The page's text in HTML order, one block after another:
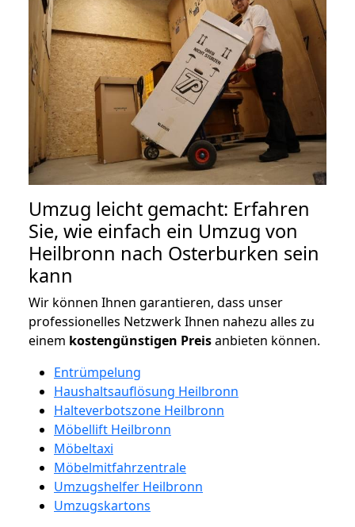
Umzug leicht gemacht: Erfahren
Sie, wie einfach ein Umzug von
Heilbronn nach Osterburken sein
kann
Wir können Ihnen garantieren, dass unser
professionelles Netzwerk Ihnen nahezu alles zu
einem kostengünstigen Preisanbieten können.
Entrümpelung
Haushaltsauflösung Heilbronn
Halteverbotszone Heilbronn
Möbellift Heilbronn
Möbeltaxi
Möbelmitfahrzentrale
Umzugshelfer Heilbronn
Umzugskartons